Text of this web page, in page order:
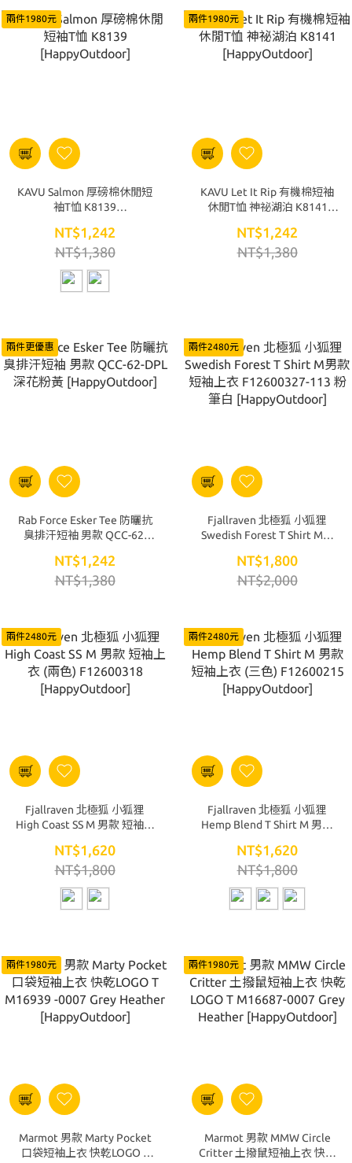
兩件1980元
KAVU Salmon 厚磅棉休閒短
袖T恤 K8139
NT$1,242
NT$1,380
兩件1980元
KAVU Let It Rip 有機棉短袖
休閒T恤 神祕湖泊 K8141
NT$1,242
NT$1,380
兩件更優惠
Rab Force Esker Tee 防曬抗
臭排汗短袖 男款 QCC-62-
[HappyOutdoor]
NT$1,242
NT$1,380
兩件2480元
Fjallraven 北極狐 小狐狸
Swedish Forest T Shirt M男
粉筆白 [HappyOutdoor]
NT$1,800
NT$2,000
兩件2480元
Fjallraven 北極狐 小狐狸
High Coast SS M 男款 短袖上
[HappyOutdoor]
NT$1,620
NT$1,800
兩件2480元
Fjallraven 北極狐 小狐狸
Hemp Blend T Shirt M 男款
[HappyOutdoor]
NT$1,620
NT$1,800
兩件1980元
Marmot 男款 Marty Pocket
口袋短袖上衣 快乾LOGO T
兩件1980元
Marmot 男款 MMW Circle
Critter 土撥鼠短袖上衣 快乾